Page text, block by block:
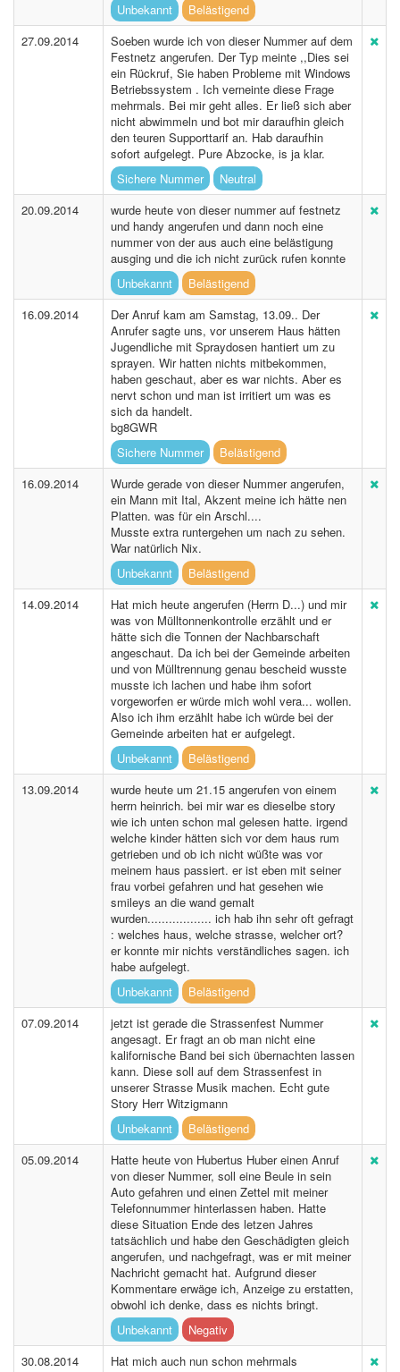
Unbekannt
Belästigend
27.09.2014
Soeben wurde ich von dieser Nummer auf dem
Festnetz angerufen. Der Typ meinte ,,Dies sei
ein Rückruf, Sie haben Probleme mit Windows
Betriebssystem . Ich verneinte diese Frage
mehrmals. Bei mir geht alles. Er ließ sich aber
nicht abwimmeln und bot mir daraufhin gleich
den teuren Supporttarif an. Hab daraufhin
sofort aufgelegt. Pure Abzocke, is ja klar.
Sichere Nummer
Neutral
20.09.2014
wurde heute von dieser nummer auf festnetz
und handy angerufen und dann noch eine
nummer von der aus auch eine belästigung
ausging und die ich nicht zurück rufen konnte
Unbekannt
Belästigend
16.09.2014
Der Anruf kam am Samstag, 13.09.. Der
Anrufer sagte uns, vor unserem Haus hätten
Jugendliche mit Spraydosen hantiert um zu
sprayen. Wir hatten nichts mitbekommen,
haben geschaut, aber es war nichts. Aber es
nervt schon und man ist irritiert um was es
sich da handelt.
bg8GWR
Sichere Nummer
Belästigend
16.09.2014
Wurde gerade von dieser Nummer angerufen,
ein Mann mit Ital, Akzent meine ich hätte nen
Platten. was für ein Arschl....
Musste extra runtergehen um nach zu sehen.
War natürlich Nix.
Unbekannt
Belästigend
14.09.2014
Hat mich heute angerufen (Herrn D...) und mir
was von Mülltonnenkontrolle erzählt und er
hätte sich die Tonnen der Nachbarschaft
angeschaut. Da ich bei der Gemeinde arbeiten
und von Mülltrennung genau bescheid wusste
musste ich lachen und habe ihm sofort
vorgeworfen er würde mich wohl vera... wollen.
Also ich ihm erzählt habe ich würde bei der
Gemeinde arbeiten hat er aufgelegt.
Unbekannt
Belästigend
13.09.2014
wurde heute um 21.15 angerufen von einem
herrn heinrich. bei mir war es dieselbe story
wie ich unten schon mal gelesen hatte. irgend
welche kinder hätten sich vor dem haus rum
getrieben und ob ich nicht wüßte was vor
meinem haus passiert. er ist eben mit seiner
frau vorbei gefahren und hat gesehen wie
smileys an die wand gemalt
wurden.................. ich hab ihn sehr oft gefragt
: welches haus, welche strasse, welcher ort?
er konnte mir nichts verständliches sagen. ich
habe aufgelegt.
Unbekannt
Belästigend
07.09.2014
jetzt ist gerade die Strassenfest Nummer
angesagt. Er fragt an ob man nicht eine
kalifornische Band bei sich übernachten lassen
kann. Diese soll auf dem Strassenfest in
unserer Strasse Musik machen. Echt gute
Story Herr Witzigmann
Unbekannt
Belästigend
05.09.2014
Hatte heute von Hubertus Huber einen Anruf
von dieser Nummer, soll eine Beule in sein
Auto gefahren und einen Zettel mit meiner
Telefonnummer hinterlassen haben. Hatte
diese Situation Ende des letzen Jahres
tatsächlich und habe den Geschädigten gleich
angerufen, und nachgefragt, was er mit meiner
Nachricht gemacht hat. Aufgrund dieser
Kommentare erwäge ich, Anzeige zu erstatten,
obwohl ich denke, dass es nichts bringt.
Unbekannt
Negativ
30.08.2014
Hat mich auch nun schon mehrmals